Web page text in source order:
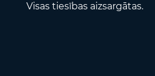
Visas tiesības aizsargātas.